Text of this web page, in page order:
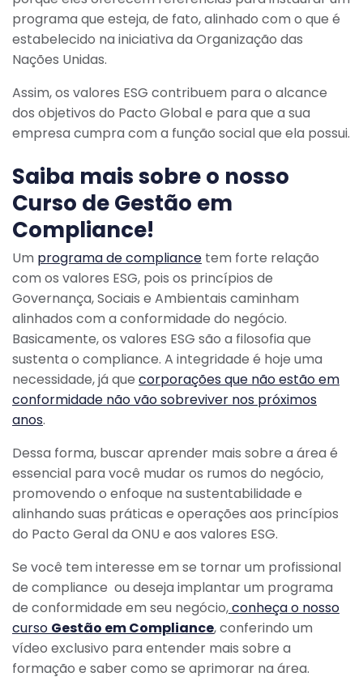
programa que esteja, de fato, alinhado com o que é
estabelecido na iniciativa da Organização das
Nações Unidas.
Assim, os valores ESG contribuem para o alcance
dos objetivos do Pacto Global e para que a sua
empresa cumpra com a função social que ela possui.
Saiba mais sobre o nosso
Curso de Gestão em
Compliance!
Um programa de compliance tem forte relação
com os valores ESG, pois os princípios de
Governança, Sociais e Ambientais caminham
alinhados com a conformidade do negócio.
Basicamente, os valores ESG são a filosofia que
sustenta o compliance. A integridade é hoje uma
necessidade, já que corporações que não estão em
conformidade não vão sobreviver nos próximos
anos.
Dessa forma, buscar aprender mais sobre a área é
essencial para você mudar os rumos do negócio,
promovendo o enfoque na sustentabilidade e
alinhando suas práticas e operações aos princípios
do Pacto Geral da ONU e aos valores ESG.
Se você tem interesse em se tornar um profissional
de compliance ou deseja implantar um programa
de conformidade em seu negócio,conheça o nosso
curso Gestão em Compliance, conferindo um
vídeo exclusivo para entender mais sobre a
formação e saber como se aprimorar na área.